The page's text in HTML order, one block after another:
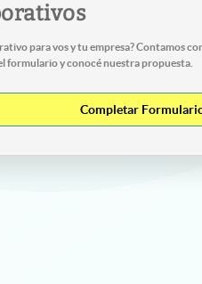
para vos y tu empresa? Contamos
formulario y conocé nuestra propuesta.
Completar